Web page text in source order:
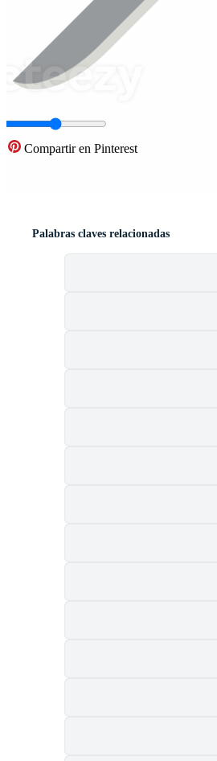
Compartir en Pinterest
Palabras claves relacionadas